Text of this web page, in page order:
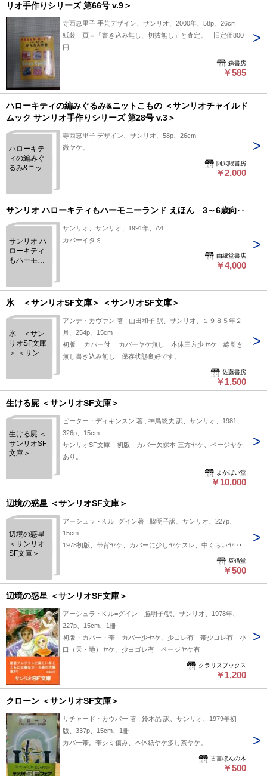
リオ手作りシリーズ 第66号 v.9＞
寺西恵里子 手芸デザイン、サンリオ、2000年、58p、26cm
紙装 頁＝「書き込み無し、切抜無し」と査定。 旧定価800
円
森書房
￥585
ハローキティの編みぐるみ&ニットこもの ＜サンリオチャイルド
ムック サンリオ手作りシリーズ 第28号 v.3＞
ハローキテ
ィの編みぐ
るみ&ニット
イルドムッ
ク サンリオ
手作りシリ
ーズ 第28号
寺西恵里子 デザイン、サンリオ、58p、26cm
微ヤケ。
阿武隈書房
￥2,000
サンリオ ハローキティもハーモニーランド えほん 3～6歳向け
サンリオ ハ
ローキティ
もハーモニ
歳向け
サンリオ、サンリオ、1991年、A4
カバーイタミ
由縁堂書店
￥4,000
氷 ＜サンリオSF文庫＞ ＜サンリオSF文庫＞
氷 ＜サン
リオSF文庫
＞ ＜サンリ
アンナ・カヴァン 著 ; 山田和子 訳、サンリオ、１９８５年２
月、254p、15cm
初版 カバー付 カバーヤケ無し 本体三方少ヤケ 線引き
無し書き込み無し 保存状態良好です。
佐藤書房
￥1,500
生ける屍 ＜サンリオSF文庫＞
生ける屍 ＜
サンリオSF
文庫＞
ピーター・ディキンスン 著 ; 神鳥統夫 訳、サンリオ、1981、
326p、15cm
サンリオSF文庫 初版 カバー欠裸本 三方ヤケ、ページヤケ
あり。
よかばい堂
￥10,000
辺境の惑星 ＜サンリオSF文庫＞
辺境の惑星
＜サンリオ
SF文庫＞
アーシュラ・K.ル=グイン著 ; 脇明子訳、サンリオ、227p、
15cm
1978初版、帯背ヤケ、カバーに少しヤケスレ、中くらいヤケ
昼猫堂
￥500
辺境の惑星 ＜サンリオSF文庫＞
アーシュラ・K.ル=グイン 脇明子/訳、サンリオ、1978年、
227p、15cm、1冊
初版・カバー・帯 カバー少ヤケ、少ヨレ有 帯少ヨレ有 小
口（天・地）ヤケ、少ヨゴレ有 ページヤケ有
クラリスブックス
￥1,200
クローン ＜サンリオSF文庫＞
リチャード・カウパー 著 ; 鈴木晶 訳、サンリオ、1979年初
版、337p、15cm、1冊
カバー帯。帯シミ傷み、本体紙ヤケ多し茶ヤケ。
古書ほんの木
￥500